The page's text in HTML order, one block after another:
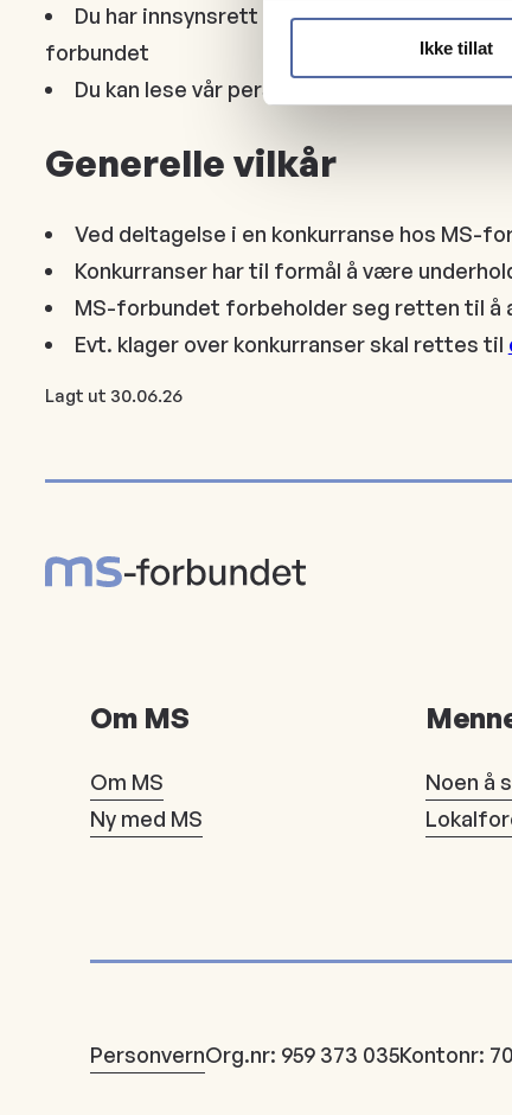
Ikke tillat
Du har innsynsrett i alle opplysninger som
forbundet
Du kan lese vår personvernerklæring her:
Generelle vilkår
Ved deltagelse i en konkurranse hos MS-
Konkurranser har til formål å være
MS-forbundet forbeholder seg retten til å
Evt. klager over konkurranser skal rettes til
Lagt ut 30.06.26
Om MS
Om MS
Ny med MS
Noen å
PersonvernOrg.nr: 959 373 035Kontonr: